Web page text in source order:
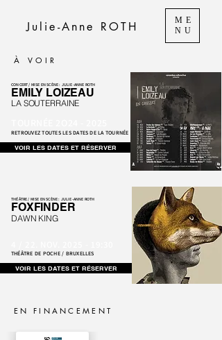
ME
NU
Julie-Anne ROTH
À VOIR
CONCERT / MISE EN SCÈNE : JULIE-ANNE ROTH
EMILY LOIZEAU
LA SOUTERRAINE
RETROUVEZ TOUTES LES DATES DE LA TOURNÉE
VOIR LES DATES ET RÉSERVER
THÉÂTRE / MISE EN SCÈNE : JULIE-ANNE ROTH
FOXFINDER
DAWN KING
THÉÂTRE DE POCHE / BRUXELLES
VOIR LES DATES ET RÉSERVER
EN FINANCEMENT